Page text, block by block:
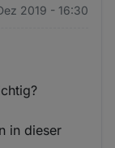
2019 - 16:30
in dieser